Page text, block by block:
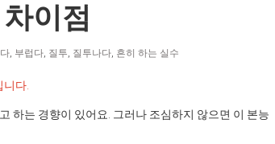
차이점
, 부럽다, 질투, 질투나다, 흔히 하는 실수
니다.
하는 경향이 있어요. 그러나 조심하지 않으면 이 본능